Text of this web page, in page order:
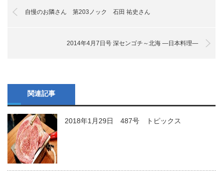
自慢のお隣さん 第203ノック 石田 祐史さん
2014年4月7日号 深センゴチ～北海 ―日本料理―
関連記事
2018年1月29日 487号 トピックス